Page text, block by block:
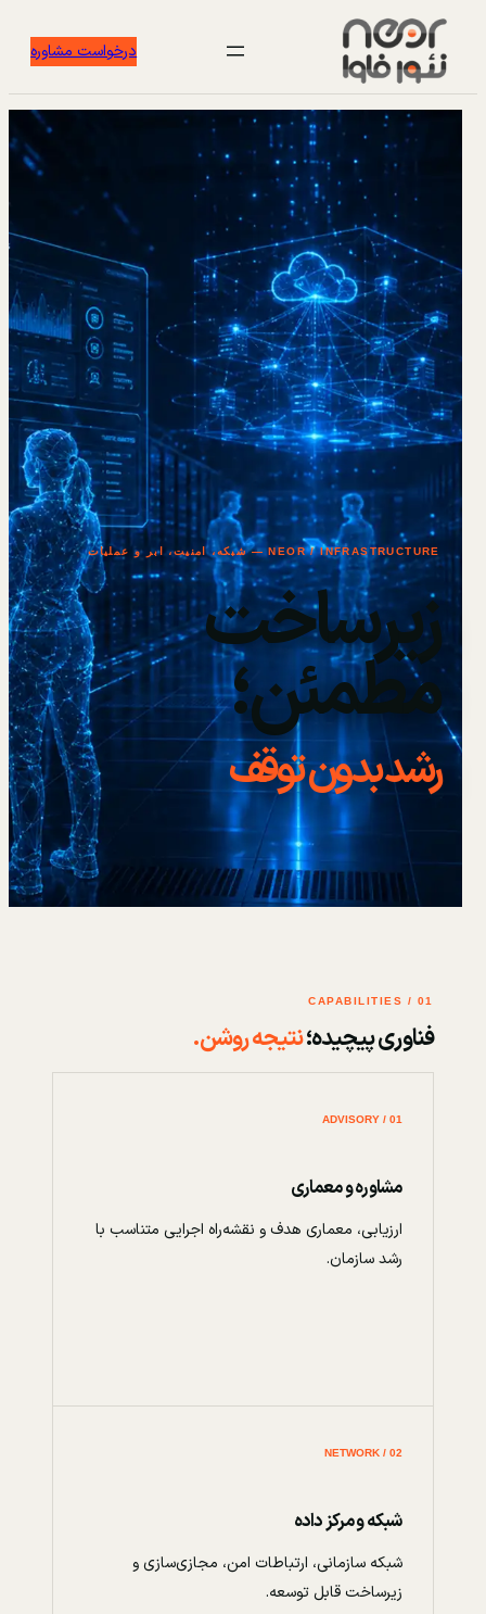
درخواست مشاوره
NEOR / INFRASTRUCTURE — شبکه، امنیت، ابر و عملیات
زیرساخت
مطمئن؛
رشد بدون توقف
01 / CAPABILITIES
فناوری پیچیده؛نتیجه روشن.
01 / ADVISORY
مشاوره و معماری
ارزیابی، معماری هدف و نقشه‌راه اجرایی متناسب با
رشد سازمان.
02 / NETWORK
شبکه و مرکز داده
شبکه سازمانی، ارتباطات امن، مجازی‌سازی و
زیرساخت قابل توسعه.